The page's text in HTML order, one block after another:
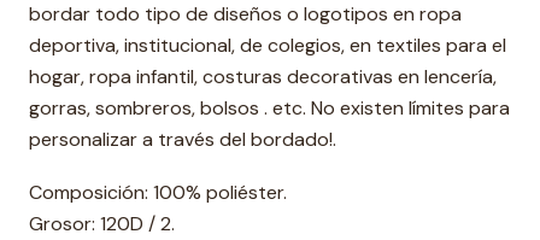
bordar todo tipo de diseños o logotipos en ropa
deportiva, institucional, de colegios, en textiles para el
hogar, ropa infantil, costuras decorativas en lencería,
gorras, sombreros, bolsos . etc. No existen límites para
personalizar a través del bordado!.
Composición: 100% poliéster.
Grosor: 120D / 2.